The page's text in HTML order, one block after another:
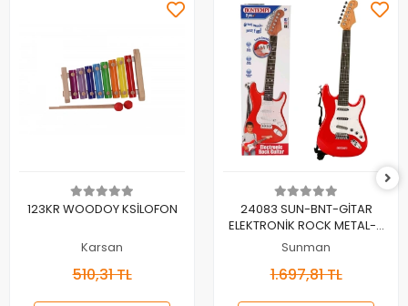
Sepete Ekle
123KR WOODOY KSİLOFON
Karsan
510,31 TL
Sepete Ekle
24083 SUN-BNT-GİTAR
ELEKTRONİK ROCK METAL-2
TELLİİ TUŞLU BO
Sunman
1.697,81 TL